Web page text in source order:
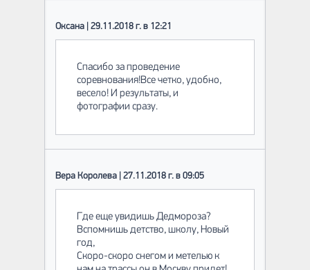
Оксана | 29.11.2018 г. в 12:21
Спасибо за проведение
соревнования!Все четко, удобно,
весело! И результаты, и
фотографии сразу.
Вера Королева | 27.11.2018 г. в 09:05
Где еще увидишь Дедмороза?
Вспомнишь детство, школу, Новый
год,
Скоро-скоро снегом и метелью к